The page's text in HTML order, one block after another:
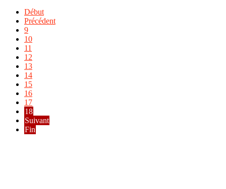
Début
Précédent
9
10
11
12
13
14
15
16
17
18
Suivant
Fin